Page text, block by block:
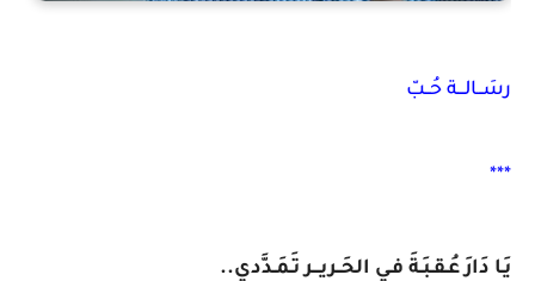
رسَــالـــة حُــبّ
***
يَـا دَارَ عُـقـبَـةَ فـي الحَــريـــر تَـمَـدَّدي..